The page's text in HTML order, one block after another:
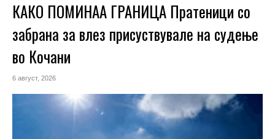
КАКО ПОМИНАА ГРАНИЦА Пратеници со
забрана за влез присуствувале на судење
во Кочани
6 август, 2026